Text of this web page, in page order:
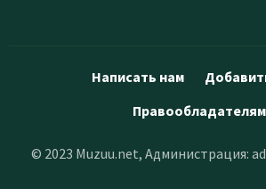
Написать нам
Правообладателям
© 2023 Muzuu.net, Администрация: